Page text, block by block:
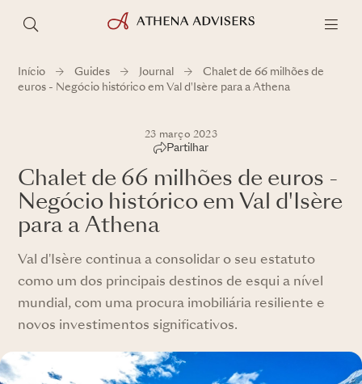
Início Guides Journal
Chalet de 66 milhões de
euros - Negócio histórico em Val d'Isère para a Athena
23 março 2023
Partilhar
Chalet de 66 milhões de euros -
Negócio histórico em Val d'Isère
para a Athena
Val d'Isère continua a consolidar o seu estatuto
como um dos principais destinos de esqui a nível
mundial, com uma procura imobiliária resiliente e
novos investimentos significativos.